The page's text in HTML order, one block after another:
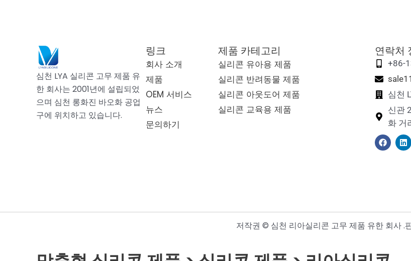
심천 LYA 실리콘 고무 제품 유
한 회사는 2001년에 설립되었
으며 심천 롱화진 바오화 공업
구에 위치하고 있습니다.
링크
회사 소개
제품
OEM 서비스
뉴스
문의하기
제품 카테고리
실리콘 유아용 제품
실리콘 반려동물 제품
실리콘 아웃도어 제품
실리콘 교육용 제품
연락처
+86-
심천
신관
화 거
F
a
c
링
크
드
저작권 © 심천 리아실리콘 고무 제품 유한 회사 .